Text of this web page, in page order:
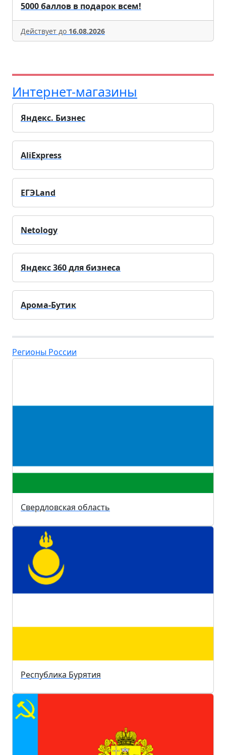
5000 баллов в подарок всем!
Действует до 16.08.2026
Интернет-магазины
Яндекс. Бизнес
AliExpress
ЕГЭLand
Netology
Яндекс 360 для бизнеса
Арома-Бутик
Регионы России
Свердловская область
Республика Бурятия